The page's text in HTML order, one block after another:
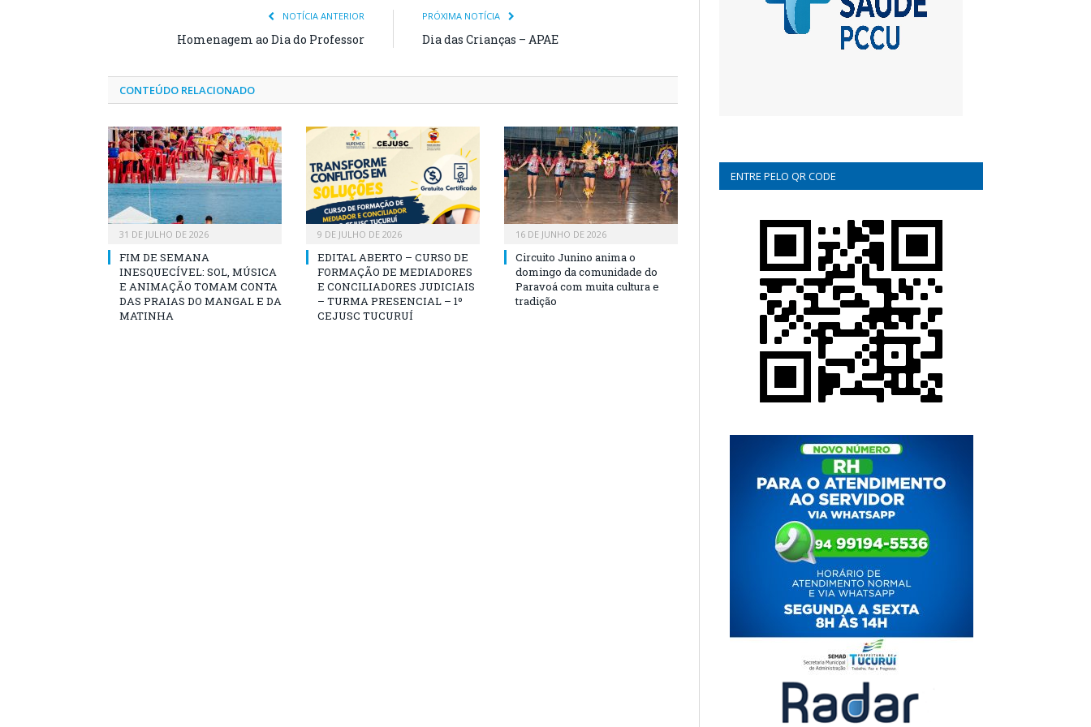
NOTÍCIA ANTERIOR
Homenagem ao Dia do Professor
PRÓXIMA NOTÍCIA
Dia das Crianças – APAE
CONTEÚDO RELACIONADO
31 DE JULHO DE 2026
FIM DE SEMANA
INESQUECÍVEL: SOL, MÚSICA
E ANIMAÇÃO TOMAM CONTA
DAS PRAIAS DO MANGAL E DA
MATINHA
9 DE JULHO DE 2026
EDITAL ABERTO – CURSO DE
FORMAÇÃO DE MEDIADORES
E CONCILIADORES JUDICIAIS
– TURMA PRESENCIAL – 1º
CEJUSC TUCURUÍ
16 DE JUNHO DE 2026
Circuito Junino anima o
domingo da comunidade do
Paravoá com muita cultura e
tradição
ENTRE PELO QR CODE